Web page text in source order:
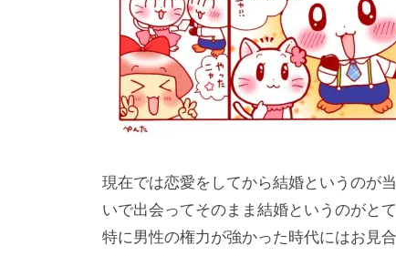
現在では恋愛をしてから結婚というのが
いで出会ってそのまま結婚というのがと
特に男性の権力が強かった時代にはお見